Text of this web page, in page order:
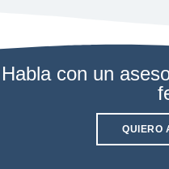
Habla con un
QUIERO